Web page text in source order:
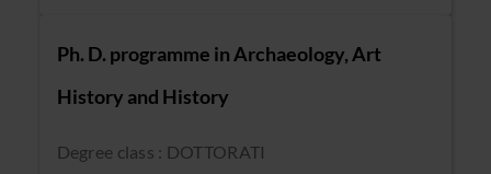
Ph. D. programme in Archaeology, Art
History and History
Degree class : DOTTORATI